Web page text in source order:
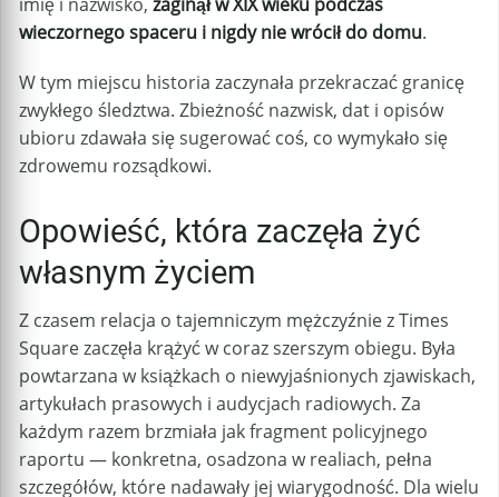
imię i nazwisko, zaginął w XIX wieku podczas
wieczornego spaceru i nigdy nie wrócił do domu.
W tym miejscu historia zaczynała przekraczać granicę
zwykłego śledztwa. Zbieżność nazwisk, dat i opisów
ubioru zdawała się sugerować coś, co wymykało się
zdrowemu rozsądkowi.
Opowieść, która zaczęła żyć
własnym życiem
Z czasem relacja o tajemniczym mężczyźnie z Times
Square zaczęła krążyć w coraz szerszym obiegu. Była
powtarzana w książkach o niewyjaśnionych zjawiskach,
artykułach prasowych i audycjach radiowych. Za
każdym razem brzmiała jak fragment policyjnego
raportu — konkretna, osadzona w realiach, pełna
szczegółów, które nadawały jej wiarygodność. Dla wielu